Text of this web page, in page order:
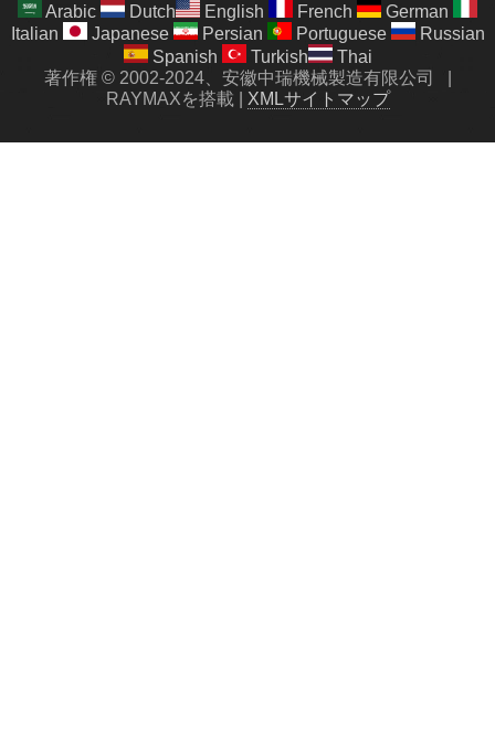
Arabic Dutch English French
German
Italian
Japanese Persian Portuguese
Russian
Spanish
Turkish
Thai
著作権 © 2002-2024、安徽中瑞機械製造有限公司
RAYMAXを搭載
XMLサイトマップ